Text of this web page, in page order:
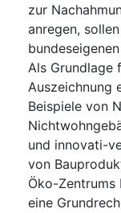
zur
anregen,
Als Grundlage
Auszeichnung
Beispiele von
und innovati-
von
Öko-Zentrums
eine